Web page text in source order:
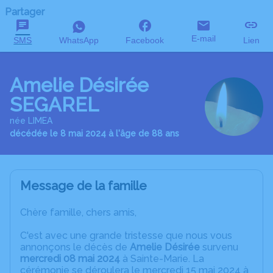
Partager
SMS WhatsApp Facebook E-mail Lien
Amelie Désirée
SEGAREL
née LIMEA
décédée le 8 mai 2024 à l'âge de 88 ans
Message de la famille
Chère famille, chers amis,
C'est avec une grande tristesse que nous vous
annonçons le décès de Amelie Désirée survenu
mercredi 08 mai 2024 à Sainte-Marie. La
cérémonie se déroulera le mercredi 15 mai 2024 à